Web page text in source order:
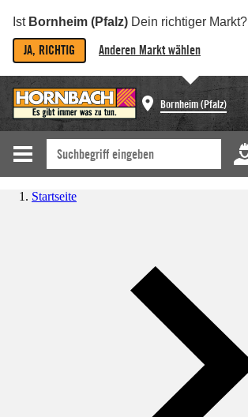
Ist Bornheim (Pfalz) Dein richtiger Markt?
JA, RICHTIG Anderen Markt wählen
Bornheim (Pfalz)
Startseite